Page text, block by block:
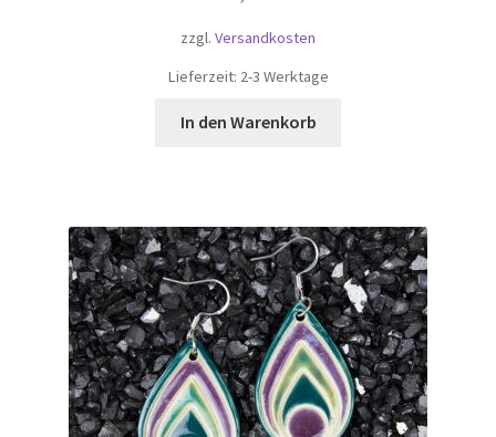
zzgl. Versandkosten
Lieferzeit: 2-3 Werktage
In den Warenkorb